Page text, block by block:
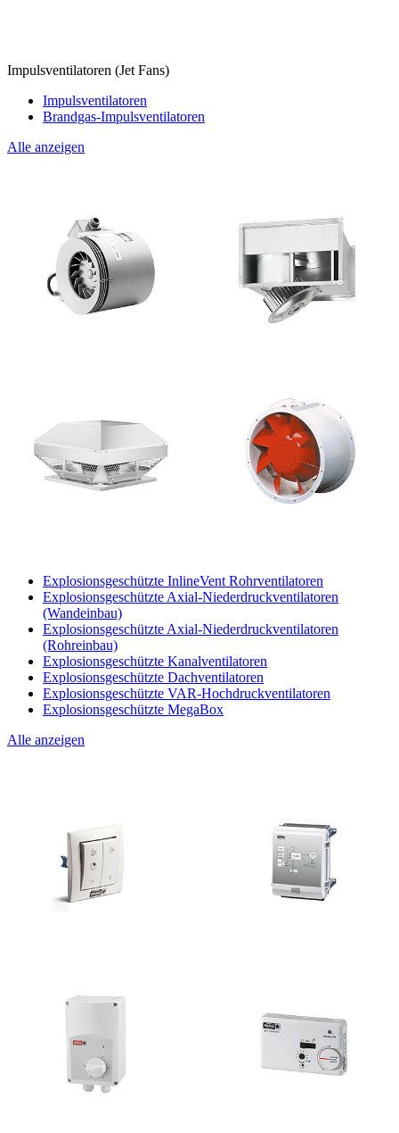
Impulsventilatoren (Jet Fans)
Impulsventilatoren
Brandgas-Impulsventilatoren
Alle anzeigen
Explosionsgeschützte InlineVent Rohrventilatoren
Explosionsgeschützte Axial-Niederdruckventilatoren
(Wandeinbau)
Explosionsgeschützte Axial-Niederdruckventilatoren
(Rohreinbau)
Explosionsgeschützte Kanalventilatoren
Explosionsgeschützte Dachventilatoren
Explosionsgeschützte VAR-Hochdruckventilatoren
Explosionsgeschützte MegaBox
Alle anzeigen